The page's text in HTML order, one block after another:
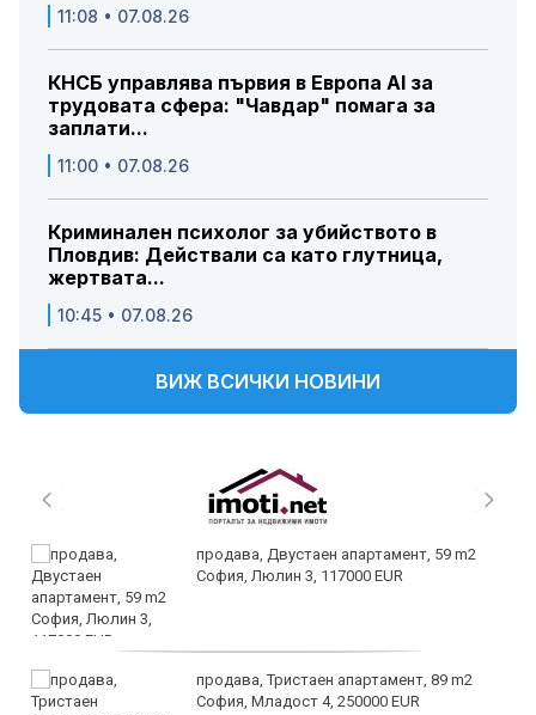
11:08 • 07.08.26
КНСБ управлява първия в Европа AI за
трудовата сфера: "Чавдар" помага за
заплати...
11:00 • 07.08.26
Криминален психолог за убийството в
Пловдив: Действали са като глутница,
жертвата...
10:45 • 07.08.26
ВИЖ ВСИЧКИ НОВИНИ
продава, Двустаен апартамент, 59 m2
София, Люлин 3, 117000 EUR
продава, Тристаен апартамент, 89 m2
София, Младост 4, 250000 EUR